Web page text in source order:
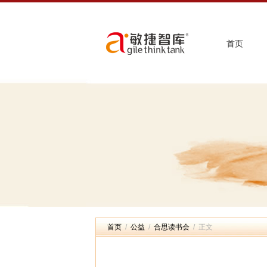
首页
首页/ 公益 / 合思读书会/ 正文